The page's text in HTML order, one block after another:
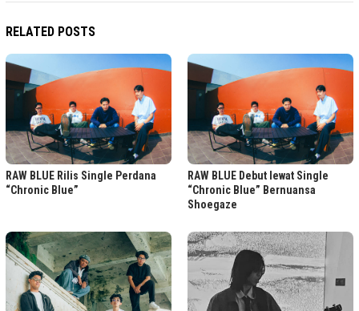
RELATED POSTS
RAW BLUE Rilis Single Perdana
“Chronic Blue”
RAW BLUE Debut lewat Single
“Chronic Blue” Bernuansa
Shoegaze